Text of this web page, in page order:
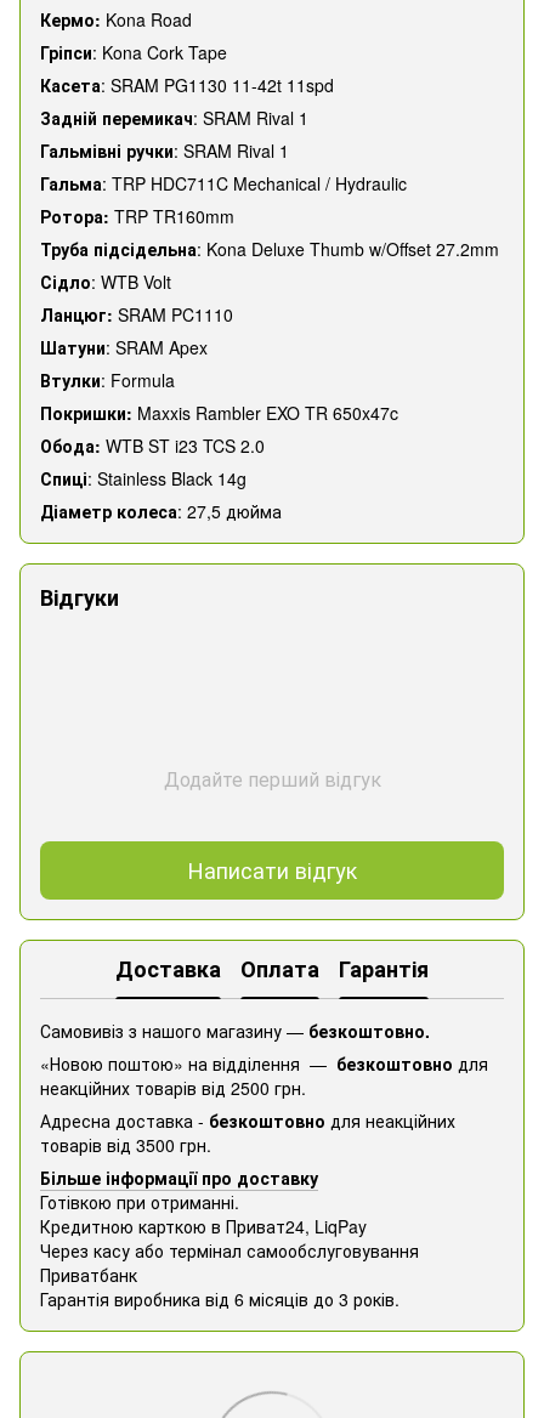
Кермо: Kona Road
Гріпси: Kona Cork Tape
Касета: SRAM PG1130 11-42t 11spd
Задній перемикач: SRAM Rival 1
Гальмівні ручки: SRAM Rival 1
Гальма: TRP HDC711C Mechanical / Hydraulic
Ротора: TRP TR160mm
Труба підсідельна: Kona Deluxe Thumb w/Offset 27.2mm
Сідло: WTB Volt
Ланцюг: SRAM PC1110
Шатуни: SRAM Apex
Втулки: Formula
Покришки: Maxxis Rambler EXO TR 650x47c
Обода: WTB ST i23 TCS 2.0
Спиці: Stainless Black 14g
Діаметр колеса: 27,5 дюйма
Відгуки
Додайте перший відгук
Написати відгук
Доставка Оплата Гарантія
Самовивіз з нашого магазину — безкоштовно.
«Новою поштою» на відділення — безкоштовно для
неакційних товарів від 2500 грн.
Адресна доставка - безкоштовно для неакційних
товарів від 3500 грн.
Більше інформації про доставку
Готівкою при отриманні.
Кредитною карткою в Приват24, ​​LiqPay
Через касу або термінал самообслуговування
Приватбанк
Гарантія виробника від 6 місяців до 3 років.